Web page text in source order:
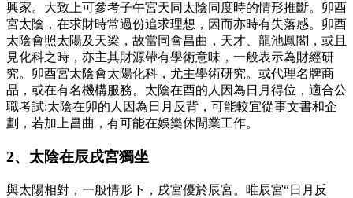
興家。大致上可參考子午宮天同太陰同度時的情形推斷。卯酉
宮太陰，在求財時常過份追求理想，因而亦時有失落感。卯酉
太陰會照太陽及天梁，故當同會昌曲，天才、龍池鳳閣，或且
見化科之時，亦主其財源帶有學術意味，一般表示為財經研
究。卯酉宮太陰會太陽化科，尤主學術研究。或代理名牌商
品，或在有名機構服務。太陰在酉的人因為日月得位，適合公
職考試;太陰在卯的人因為日月反背，可能較宜從事文書和企
劃，若加上昌曲，有可能在娛樂休閒業工作。
2、太陰在辰戌宮獨坐
與太陽相對，一般情形下，戌宮優於辰宮。唯辰宮“日月反